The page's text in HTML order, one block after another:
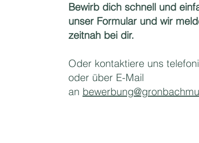
Bewirb dich schnell und
unser Formular und wir
zeitnah bei dir.
Oder kontaktiere uns
oder über E-Mail
an